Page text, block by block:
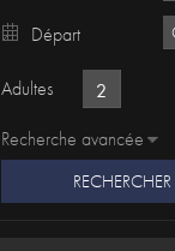
Départ
Adultes
Recherche avancée